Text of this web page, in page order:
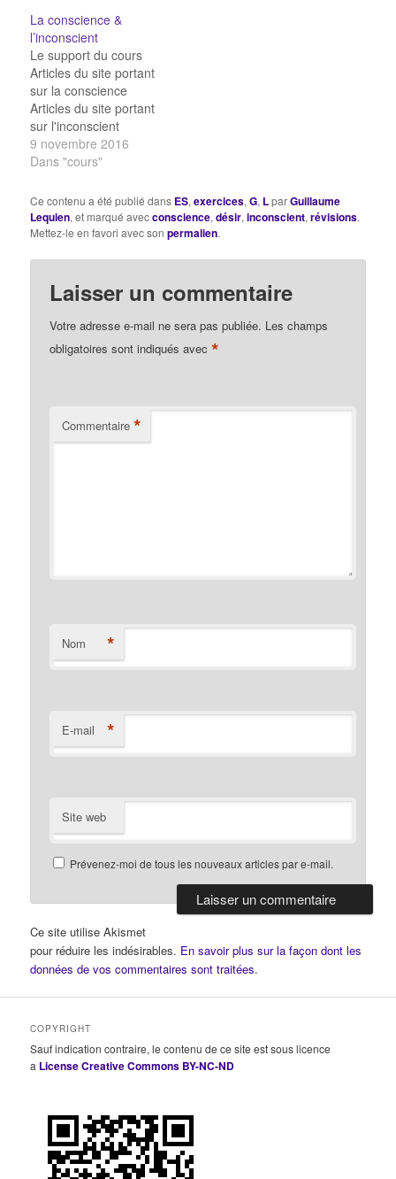
sur la conscience
Comment être un sujet
? QCM sur
essentialisme /
existentialisme QCM sur
les opinions…
La conscience &
l’inconscient
Le support du cours
Articles du site portant
sur la conscience
Articles du site portant
sur l'inconscient
Conscience & identité
personnelle Puis-je avoir
? L'expérience du match
de Basket Locke : Puis-
je être moi-même sans
est-ce rester la même
chose ?…
9 novembre 2016
Dans "cours"
Ce contenu a été publié dans ES,exercices,G, LparGuillaume
Lequien, et marqué avecconscience,désir,inconscient,révisions.
Mettez-le en favori avec sonpermalien.
Laisser un commentaire
Votre adresse e-mail ne sera pas publiée. Les champs
obligatoires sont indiqués avec*
Commentaire *
Nom *
E-mail *
Site web
Prévenez-moi de tous les nouveaux articles par e-mail.
Ce site utilise Akismet
pour réduire les indésirables. En savoir plus sur la façon dont les
données de vos commentaires sont traitées.
COPYRIGHT
Sauf indication contraire, le contenu de ce site est sous licence
a License Creative Commons BY-NC-ND